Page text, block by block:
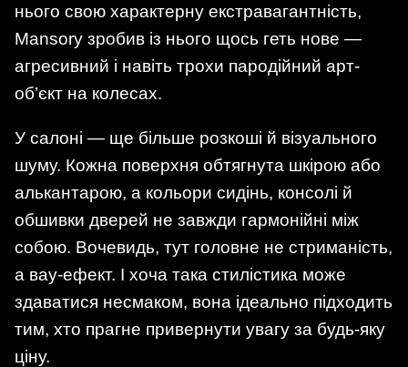
нього свою характерну екстравагантність,
Mansory зробив із нього щось геть нове —
агресивний і навіть трохи пародійний арт-
об’єкт на колесах.
У салоні — ще більше розкоші й візуального
шуму. Кожна поверхня обтягнута шкірою або
алькантарою, а кольори сидінь, консолі й
обшивки дверей не завжди гармонійні між
собою. Вочевидь, тут головне не стриманість,
а вау-ефект. І хоча така стилістика може
здаватися несмаком, вона ідеально підходить
тим, хто прагне привернути увагу за будь-яку
ціну.